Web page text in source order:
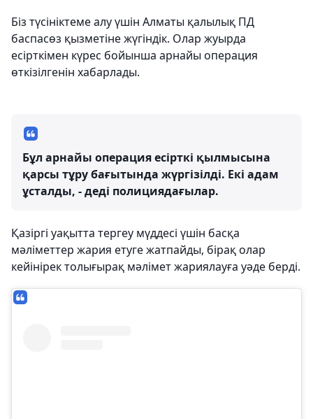
Біз түсініктеме алу үшін Алматы қалылық ПД
баспасөз қызметіне жүгіндік. Олар жуырда
есірткімен күрес бойынша арнайы операция
өткізілгенін хабарлады.
Бұл арнайы операция есірткі қылмысына
қарсы тұру бағытында жүргізілді. Екі адам
ұсталды, - деді полициядағылар.
Қазіргі уақытта тергеу мүддесі үшін басқа
мәліметтер жария етуге жатпайды, бірақ олар
кейінірек толығырақ мәлімет жариялауға уәде берді.